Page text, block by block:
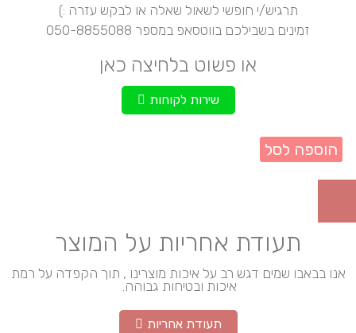
תרגיש/י חופשי לשאול שאלה או לבקש עזרה :)
זמינים בשבילכם בווטסאפ במספר 050-8855088
או פשוט בלחיצה כאן
שירות לקוחות
הוספה לסל
תעודת אחריות על המוצר
אנו בבאבו שמים דגש רב על איכות מוצרינו , תוך הקפדה על רמת
איכות ובטיחות גבוהה.
תעודת אחריות